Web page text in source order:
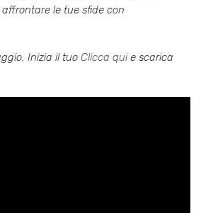
le tue sfide con
Inizia il tuoClicca quie scarica